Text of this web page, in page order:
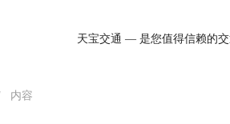
天宝交通 — 是您值得信赖的
内容